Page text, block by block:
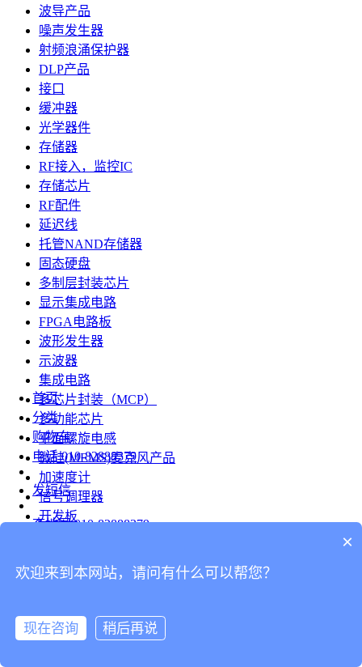
波导产品
噪声发生器
射频浪涌保护器
DLP产品
接口
缓冲器
光学器件
存储器
RF接入，监控IC
存储芯片
RF配件
延迟线
托管NAND存储器
固态硬盘
多制层封装芯片
显示集成电路
FPGA电路板
波形发生器
示波器
集成电路
多芯片封装（MCP）
多功能芯片
平面螺旋电感
微硅(MEMS)麦克风产品
加速度计
信号调理器
开发板
台式仪表
连接器
首页
分类
购物车
电话 010-82888379
发短信
查地图 010-82888379
分享
×
欢迎来到本网站，请问有什么可以帮您？
现在咨询 稍后再说